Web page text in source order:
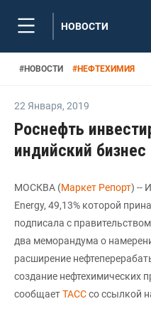
НОВОСТИ
#НОВОСТИ #НЕФТЕХИМИЯ
22 Января, 2019
Роснефть
индийский бизнес
МОСКВА (Маркет Репорт) --
Energy, 49,13% которой
подписала с
два меморандума о
расширение
создание нефтехимических
сообщаетТАССсо ссылкой